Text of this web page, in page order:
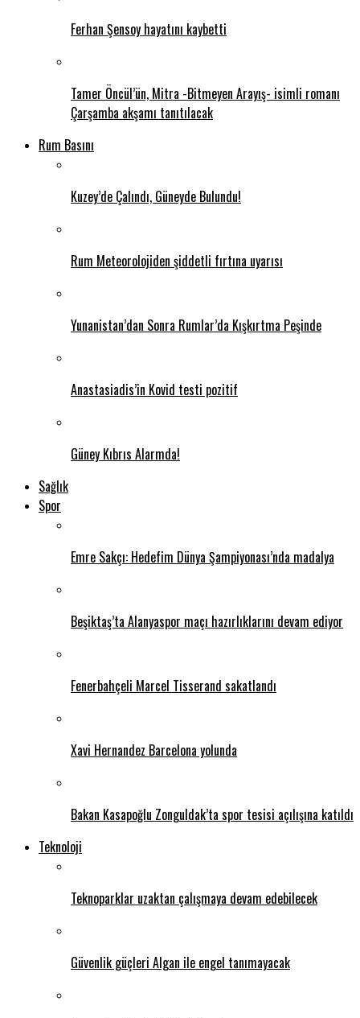
Ferhan Şensoy hayatını kaybetti
Tamer Öncül’ün, Mitra -Bitmeyen Arayış- isimli romanı
Çarşamba akşamı tanıtılacak
Rum Basını
Kuzey’de Çalındı, Güneyde Bulundu!
Rum Meteorolojiden şiddetli fırtına uyarısı
Yunanistan’dan Sonra Rumlar’da Kışkırtma Peşinde
Anastasiadis’in Kovid testi pozitif
Güney Kıbrıs Alarmda!
Sağlık
Spor
Emre Sakçı: Hedefim Dünya Şampiyonası’nda madalya
Beşiktaş’ta Alanyaspor maçı hazırlıklarını devam ediyor
Fenerbahçeli Marcel Tisserand sakatlandı
Xavi Hernandez Barcelona yolunda
Bakan Kasapoğlu Zonguldak’ta spor tesisi açılışına katıldı
Teknoloji
Teknoparklar uzaktan çalışmaya devam edebilecek
Güvenlik güçleri Algan ile engel tanımayacak